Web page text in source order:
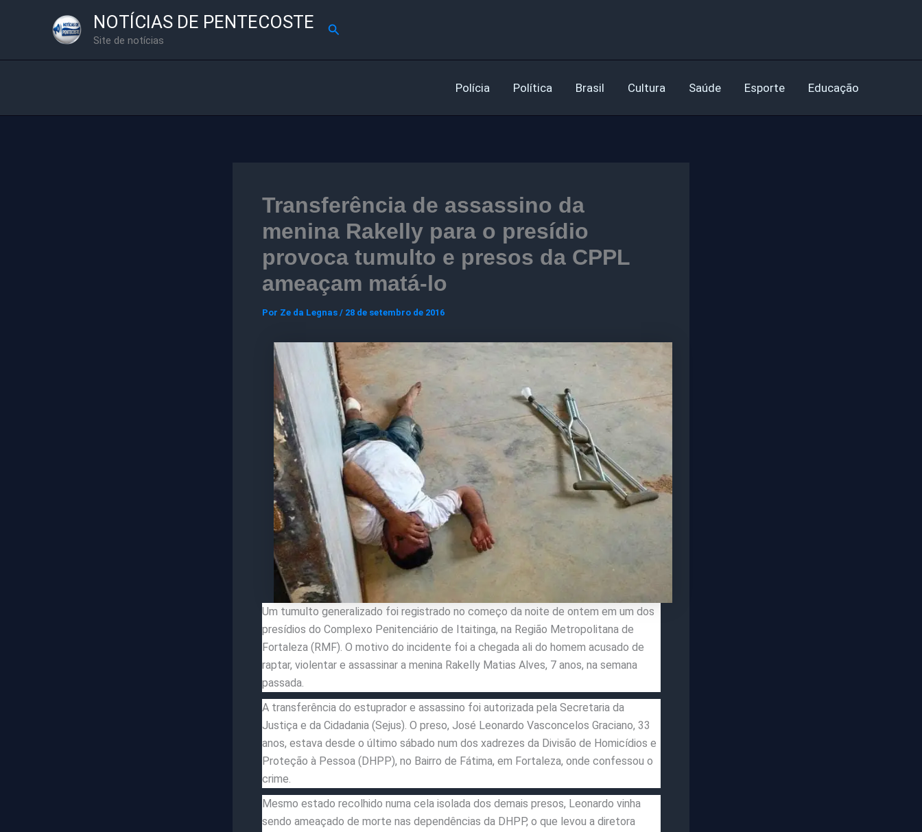
NOTÍCIAS DE PENTECOSTE
Site de notícias
Pesquisar
Polícia Política Brasil Cultura Saúde Esporte Educação
Transferência de assassino da
menina Rakelly para o presídio
provoca tumulto e presos da CPPL
ameaçam matá-lo
Por Ze da Legnas / 28 de setembro de 2016
Um tumulto generalizado foi registrado no começo da noite de ontem em um dos
presídios do Complexo Penitenciário de Itaitinga, na Região Metropolitana de
Fortaleza (RMF). O motivo do incidente foi a chegada ali do homem acusado de
raptar, violentar e assassinar a menina Rakelly Matias Alves, 7 anos, na semana
passada.
A transferência do estuprador e assassino foi autorizada pela Secretaria da
Justiça e da Cidadania (Sejus). O preso, José Leonardo Vasconcelos Graciano, 33
anos, estava desde o último sábado num dos xadrezes da Divisão de Homicídios e
Proteção à Pessoa (DHPP), no Bairro de Fátima, em Fortaleza, onde confessou o
crime.
Mesmo estado recolhido numa cela isolada dos demais presos, Leonardo vinha
sendo ameaçado de morte nas dependências da DHPP, o que levou a diretora